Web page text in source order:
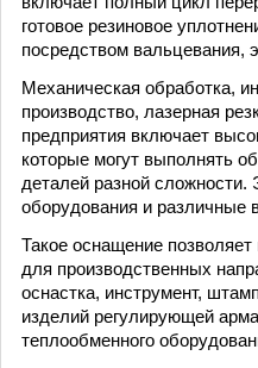
готовое резиновое
посредством вальцевания,
Механическая обработка,
производство, лазерная
предприятия включает
которые могут выполнять
деталей разной сложности.
оборудования и различные
Такое оснащение
для производственных
оснастка, инструмент,
изделий регулирующей
теплообменного